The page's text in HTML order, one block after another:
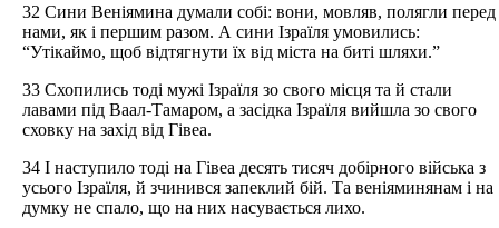
32 Сини Веніямина думали собі: вони, мовляв, полягли перед
нами, як і першим разом. А сини Ізраїля умовились:
“Утікаймо, щоб відтягнути їх від міста на биті шляхи.”
33 Схопились тоді мужі Ізраїля зо свого місця та й стали
лавами під Ваал-Тамаром, а засідка Ізраїля вийшла зо свого
сховку на захід від Гівеа.
34 І наступило тоді на Гівеа десять тисяч добірного війська з
усього Ізраїля, й зчинився запеклий бій. Та веніяминянам і на
думку не спало, що на них насувається лихо.